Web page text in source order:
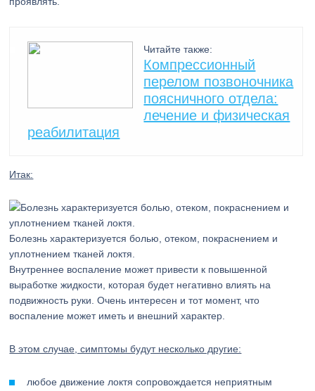
Читайте также:
Компрессионный
перелом позвоночника
поясничного отдела:
лечение и физическая
реабилитация
Итак:
Болезнь характеризуется болью, отеком, покраснением и
уплотнением тканей локтя.
Внутреннее воспаление может привести к повышенной
выработке жидкости, которая будет негативно влиять на
подвижность руки. Очень интересен и тот момент, что
воспаление может иметь и внешний характер.
В этом случае, симптомы будут несколько другие:
любое движение локтя сопровождается неприятным